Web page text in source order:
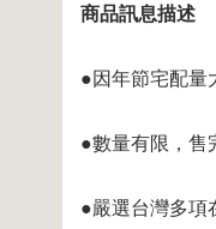
商品訊息描述
●因年節宅配量
●數量有限，售
●嚴選台灣多項